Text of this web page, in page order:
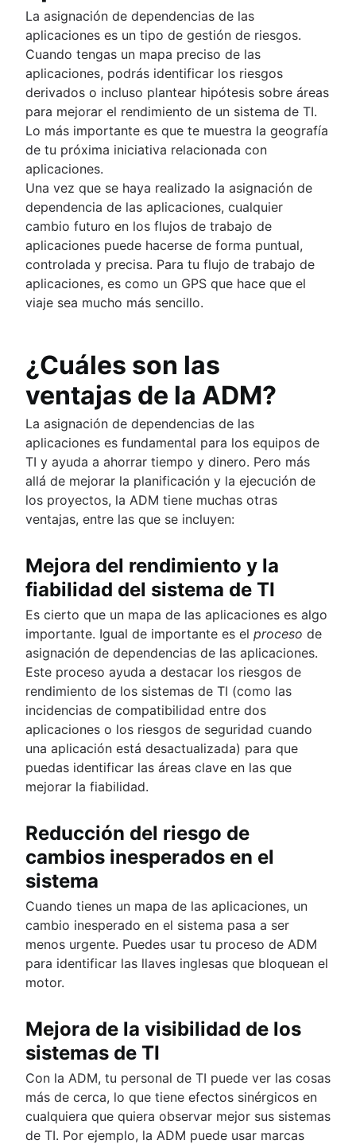
Automatización de flujos de trabajo de RR. HH.
La asignación de dependencias de las
aplicaciones es un tipo de gestión de riesgos.
Cuando tengas un mapa preciso de las
aplicaciones, podrás identificar los riesgos
derivados o incluso plantear hipótesis sobre áreas
para mejorar el rendimiento de un sistema de TI.
Lo más importante es que te muestra la geografía
de tu próxima iniciativa relacionada con
aplicaciones.
Una vez que se haya realizado la asignación de
dependencia de las aplicaciones, cualquier
cambio futuro en los flujos de trabajo de
aplicaciones puede hacerse de forma puntual,
controlada y precisa. Para tu flujo de trabajo de
aplicaciones, es como un GPS que hace que el
viaje sea mucho más sencillo.
¿Cuáles son las
ventajas de la ADM?
La asignación de dependencias de las
aplicaciones es fundamental para los equipos de
TI y ayuda a ahorrar tiempo y dinero. Pero más
allá de mejorar la planificación y la ejecución de
los proyectos, la ADM tiene muchas otras
ventajas, entre las que se incluyen:
Mejora del rendimiento y la
fiabilidad del sistema de TI
Es cierto que un mapa de las aplicaciones es algo
importante. Igual de importante es el proceso de
asignación de dependencias de las aplicaciones.
Este proceso ayuda a destacar los riesgos de
rendimiento de los sistemas de TI (como las
incidencias de compatibilidad entre dos
aplicaciones o los riesgos de seguridad cuando
una aplicación está desactualizada) para que
puedas identificar las áreas clave en las que
mejorar la fiabilidad.
Reducción del riesgo de
cambios inesperados en el
sistema
Cuando tienes un mapa de las aplicaciones, un
cambio inesperado en el sistema pasa a ser
menos urgente. Puedes usar tu proceso de ADM
para identificar las llaves inglesas que bloquean el
motor.
Mejora de la visibilidad de los
sistemas de TI
Con la ADM, tu personal de TI puede ver las cosas
más de cerca, lo que tiene efectos sinérgicos en
cualquiera que quiera observar mejor sus sistemas
de TI. Por ejemplo, la ADM puede usar marcas